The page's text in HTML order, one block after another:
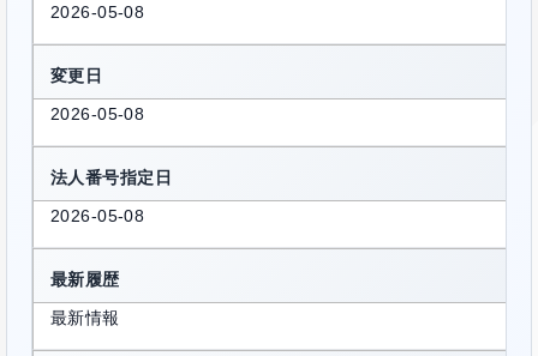
2026-05-08
変更日
2026-05-08
法人番号指定日
2026-05-08
最新履歴
最新情報